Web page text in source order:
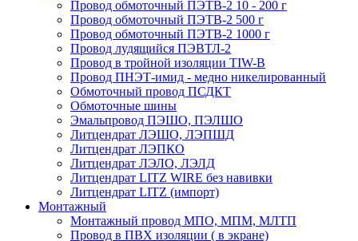
Провод обмоточный ПЭТВ-2 10 - 200 г
Провод обмоточный ПЭТВ-2 500 г
Провод обмоточный ПЭТВ-2 1000 г
Провод лудящийся ПЭВТЛ-2
Провод в тройной изоляции TIW-B
Провод ПНЭТ-имид - медно никелированный
Обмоточный провод ПСДКТ
Обмоточные шины
Эмальпровод ПЭШО, ПЭЛШО
Литцендрат ЛЭШО, ЛЭПШД
Литцендрат ЛЭПКО
Литцендрат ЛЭЛО, ЛЭЛД
Литцендрат LITZ WIRE без навивки
Литцендрат LITZ (импорт)
Монтажный
Монтажный провод МПО, МПМ, МЛТП
Провод в ПВХ изоляции ( в экране)